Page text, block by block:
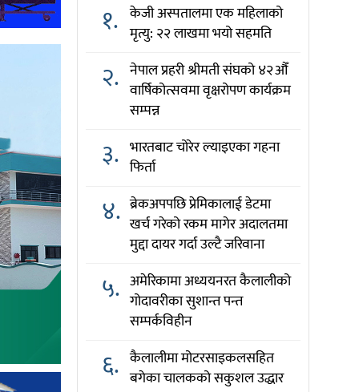
१. केजी अस्पतालमा एक महिलाको
मृत्यु: २२ लाखमा भयो सहमति
२. नेपाल प्रहरी श्रीमती संघको ४२औँ
वार्षिकोत्सवमा वृक्षरोपण कार्यक्रम
सम्पन्न
३. भारतबाट चोरेर ल्याइएका गहना
फिर्ता
४. ब्रेकअपपछि प्रेमिकालाई डेटमा
खर्च गरेको रकम मागेर अदालतमा
मुद्दा दायर गर्दा उल्टै जरिवाना
५. अमेरिकामा अध्ययनरत कैलालीको
गोदावरीका सुशान्त पन्त
सम्पर्कविहीन
६. कैलालीमा मोटरसाइकलसहित
बगेका चालकको सकुशल उद्धार